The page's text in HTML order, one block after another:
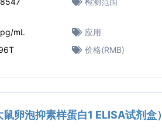
mL 应用
价格(RMB)
卵泡抑素样蛋白1 ELISA试剂盒）